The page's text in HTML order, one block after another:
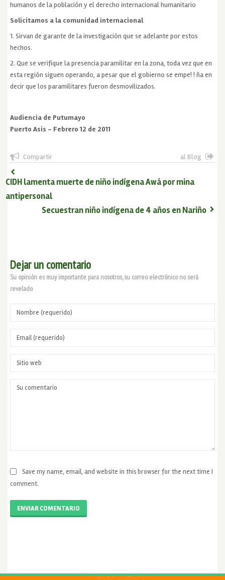
humanos de la población y el derecho internacional humanitario
Solicitamos a la comunidad internacional
1. Sirvan de garante de la investigación que se adelante por estos
hechos.
2. Que se verifique la presencia paramilitar en la zona, toda vez que en
esta región siguen operando, a pesar que el gobierno se empe! ! ña en
decir que los paramilitares fueron desmovilizados.
Audiencia de Putumayo
Puerto Asis – Febrero 12 de 2011
Compartir al Blog
CIDH lamenta muerte de niño indígena Awá por mina
antipersonal
Secuestran niño indígena de 4 años en Nariño
Dejar un comentario
Su opinión es muy importante para nosotros, su correo electrónico no será
revelado
Save my name, email, and website in this browser for the next time I
comment.
ENVIAR COMENTARIO